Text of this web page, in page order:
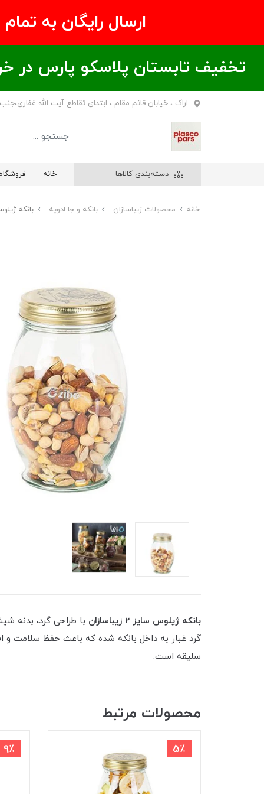
ارسال رایگان به تمام نقاط
تخفیف تابستان پلاسکو پارس در خریدهای بالای ۶00 هزار تومان /
اراک ، خیابان قائم مقام ، ابتدای تقاطع آیت الله
دسته‌بندی کالاها خانه فروشگاه
خانه محصولات زیباسازان بانکه و جا ادویه بانکه ژیلوس سایز
بانکه ژیلوس سایز 2 زیباسازان
با طراحی گرد، بدنه
گرد غبار به داخل بانکه شده که باعث حفظ سلامت و
سلیقه است.
محصولات مرتبط
5٪ 9٪